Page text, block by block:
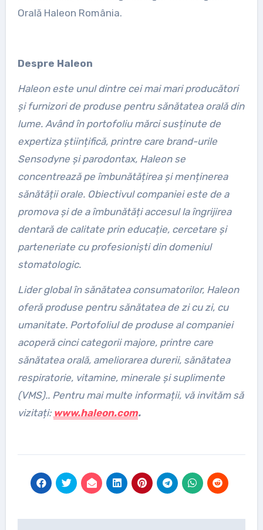
Orală Haleon România.
Despre Haleon
Haleon este unul dintre cei mai mari producători
și furnizori de produse pentru sănătatea orală din
lume. Având în portofoliu mărci susținute de
expertiza științifică, printre care brand-urile
Sensodyne și parodontax, Haleon se
concentrează pe îmbunătățirea și menținerea
sănătății orale. Obiectivul companiei este de a
promova și de a îmbunătăți accesul la îngrijirea
dentară de calitate prin educație, cercetare și
parteneriate cu profesioniști din domeniul
stomatologic.
Lider global în sănătatea consumatorilor, Haleon
oferă produse pentru sănătatea de zi cu zi, cu
umanitate. Portofoliul de produse al companiei
acoperă cinci categorii majore, printre care
sănătatea orală, ameliorarea durerii, sănătatea
respiratorie, vitamine, minerale și suplimente
(VMS).. Pentru mai multe informații, vă invităm să
vizitați: www.haleon.com.